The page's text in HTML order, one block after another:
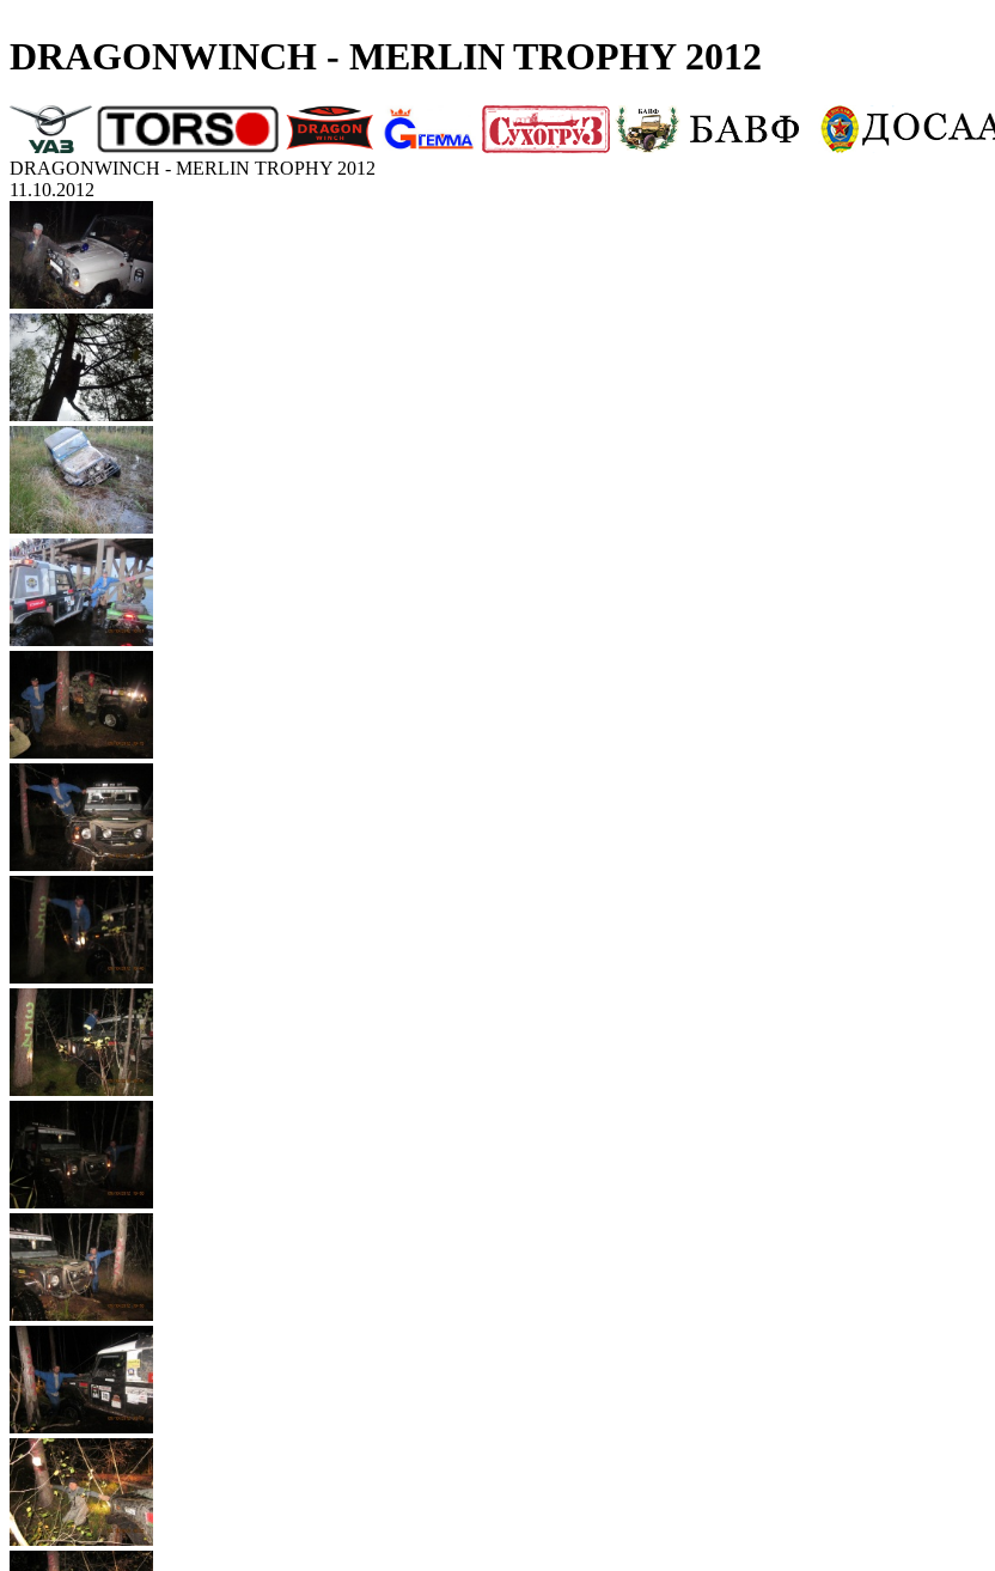
DRAGONWINCH - MERLIN TROPHY 2012
DRAGONWINCH - MERLIN TROPHY 2012
11.10.2012